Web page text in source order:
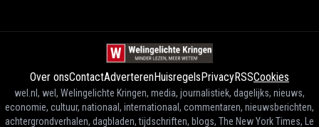
Over onsContactAdverterenHuisregels PrivacyRSSCookies
wel.nl, wel, Welingelichte Kringen, media, journalistiek, dagelijks, nieuws,
economie, cultuur, nationaal, internationaal, commentaren, nieuwsberichten,
achtergrondverhalen, dagbladen, tijdschriften, blogs, The New York Times, Le